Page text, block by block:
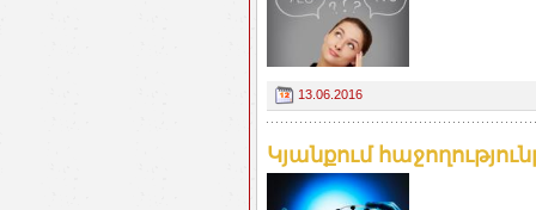
13.06.2016
Կյանքում